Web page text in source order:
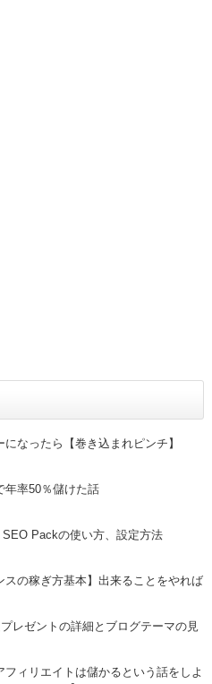
になったら【巻き込まれピンチ】
年率50％儲けた話
Packの使い方、設定方法
スの稼ぎ方基本】出来ることをやれば
レゼントの詳細とブログテーマの見
フィリエイトは儲かるという話をしよ